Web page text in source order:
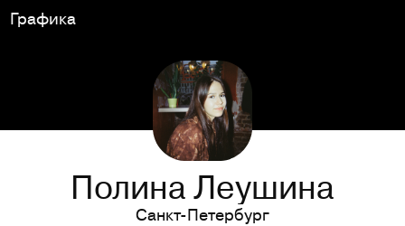
Графика
Полина Леушина
Санкт-Петербург